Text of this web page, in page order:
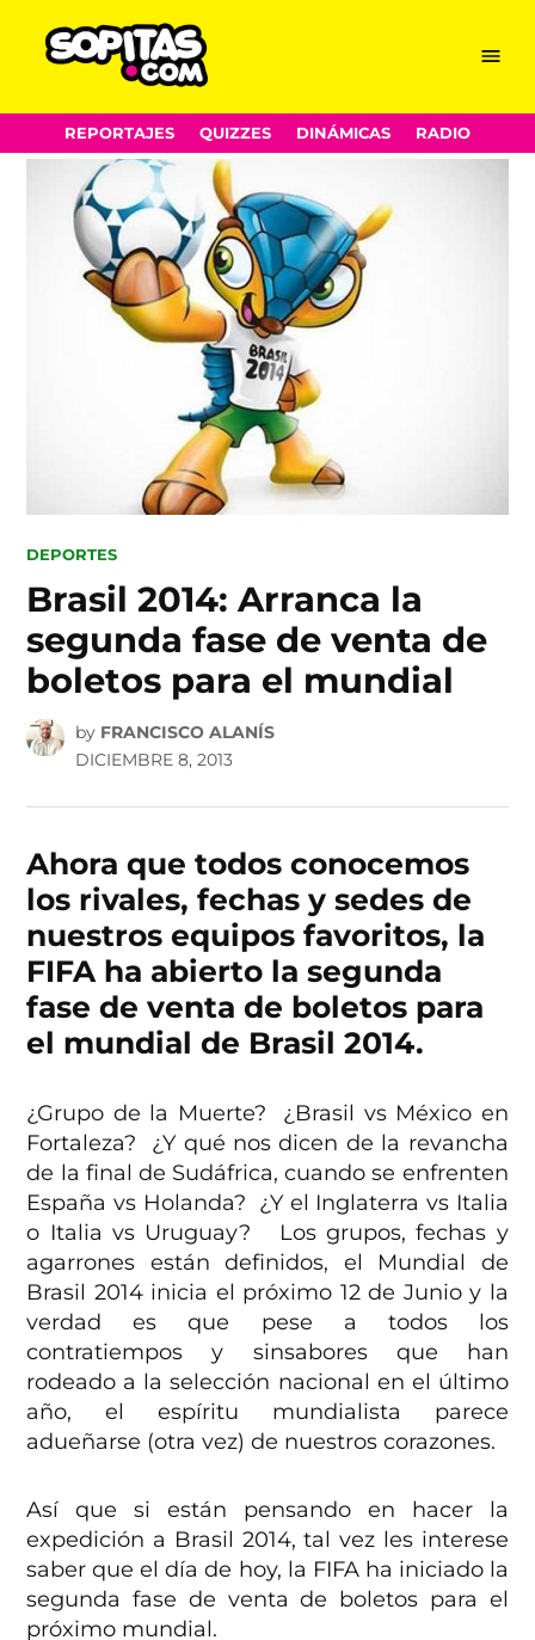
Skip
to
content
Menu
REPORTAJES QUIZZES DINÁMICAS RADIO
POSTED
DEPORTES
Brasil 2014: Arranca la
segunda fase de venta de
boletos para el mundial
by FRANCISCO ALANÍS
DICIEMBRE 8, 2013
Ahora que todos conocemos
los rivales, fechas y sedes de
nuestros equipos favoritos, la
FIFA ha abierto la segunda
fase de venta de boletos para
el mundial de Brasil 2014.
¿Grupo de la Muerte? ¿Brasil vs México en
Fortaleza? ¿Y qué nos dicen de la revancha
de la final de Sudáfrica, cuando se enfrenten
España vs Holanda? ¿Y el Inglaterra vs Italia
o Italia vs Uruguay? Los grupos, fechas y
agarrones están definidos, el Mundial de
Brasil 2014 inicia el próximo 12 de Junio y la
verdad es que pese a todos los
contratiempos y sinsabores que han
rodeado a la selección nacional en el último
año, el espíritu mundialista parece
adueñarse (otra vez) de nuestros corazones.
Así que si están pensando en hacer la
expedición a Brasil 2014, tal vez les interese
saber que el día de hoy, la FIFA ha iniciado la
segunda fase de venta de boletos para el
próximo mundial.